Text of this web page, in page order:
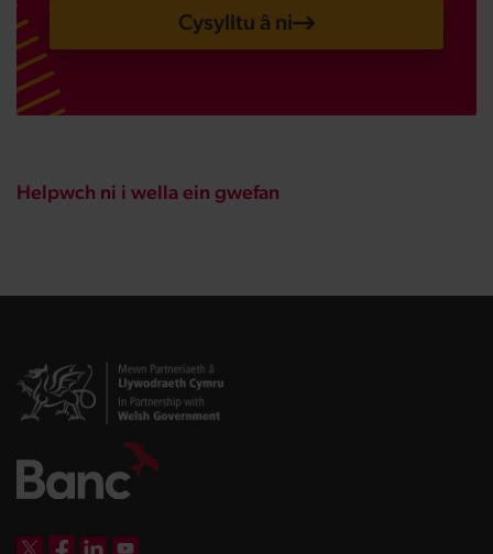
Cysylltu â ni
Helpwch ni i wella ein gwefan